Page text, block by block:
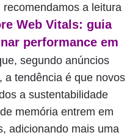
a leitura
Web Vitals: guia
performance em
segundo anúncios
a tendência é que novos
a sustentabilidade
memória entrem em
adicionando mais uma